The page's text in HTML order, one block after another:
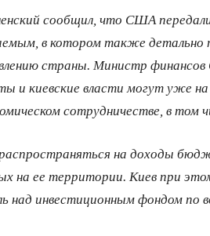
сообщил, что США
в котором также детально
страны. Министр финансов
и киевские власти могут уже на
сотрудничестве, в том
на доходы
на ее территории. Киев при
над инвестиционным фондом по